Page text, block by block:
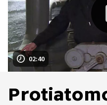
02:40